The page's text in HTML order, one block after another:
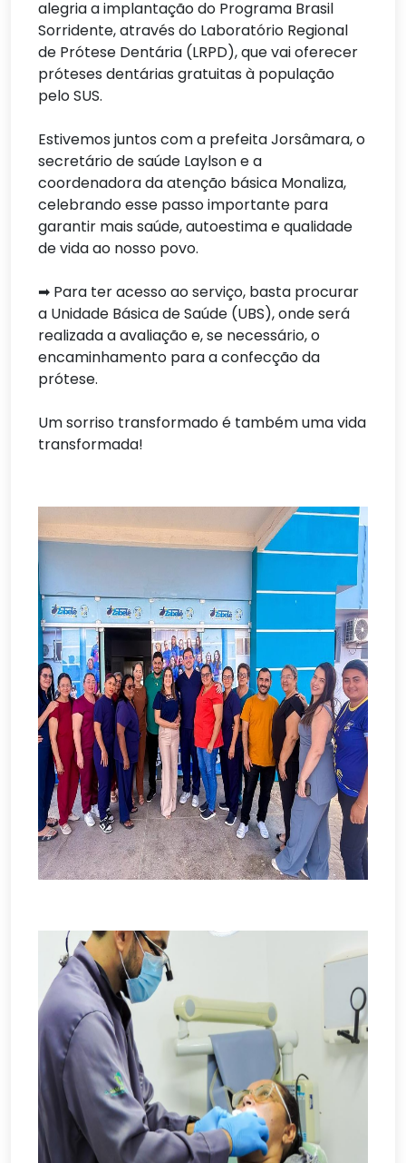
alegria a implantação do Programa Brasil
Sorridente, através do Laboratório Regional
de Prótese Dentária (LRPD), que vai oferecer
próteses dentárias gratuitas à população
pelo SUS.
Estivemos juntos com a prefeita Jorsâmara, o
secretário de saúde Laylson e a
coordenadora da atenção básica Monaliza,
celebrando esse passo importante para
garantir mais saúde, autoestima e qualidade
de vida ao nosso povo.
➡ Para ter acesso ao serviço, basta procurar
a Unidade Básica de Saúde (UBS), onde será
realizada a avaliação e, se necessário, o
encaminhamento para a confecção da
prótese.
Um sorriso transformado é também uma vida
transformada!